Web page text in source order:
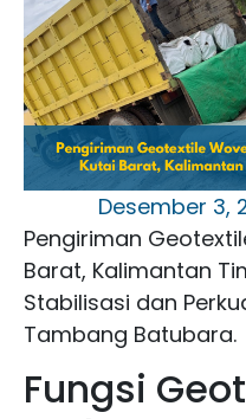
Desember 3,
Pengiriman
Barat, Kalimantan
Stabilisasi dan
Tambang Batubara.
Fungsi